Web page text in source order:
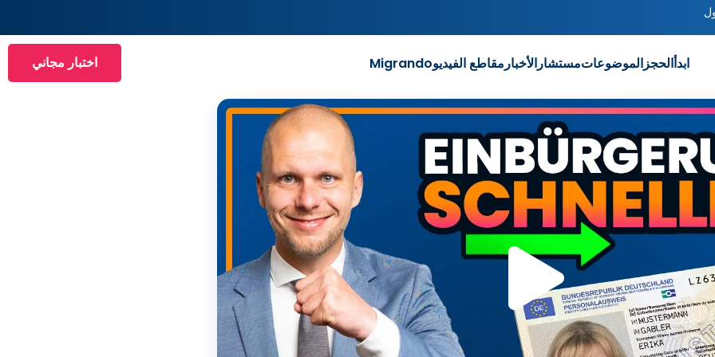
ابدأالحجزالموضوعاتمستشارالأخبار مقاطع الفيديوMigrando اختبار مجاني
تشغيل
الفيديو